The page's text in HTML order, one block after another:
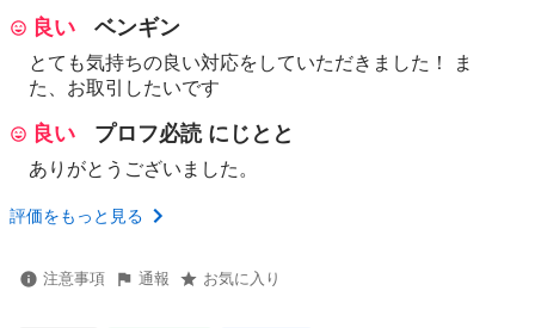
良い ベンギン
とても気持ちの良い対応をしていただきました！ ま
た、お取引したいです
良い プロフ必読 にじとと
ありがとうございました。
評価をもっと見る
注意事項 通報 お気に入り